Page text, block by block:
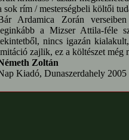
sok rím / mesterségbeli költői
Ardamica Zorán
a Mizser Attila-féle
nincs igazán
zajlik, ez a költészet még
Zoltán
Kiadó, Dunaszerdahely 2005